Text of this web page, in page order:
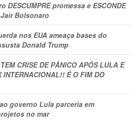
DESCUMPRE promessa e ESCONDE
Bolsonaro
nos EUA ameaça bases do
Donald Trump
CRlSE DE PÂNlCO APÓS LULA E
INTERNACIONAL!! É O FIM DO
governo Lula parceria em
no mar